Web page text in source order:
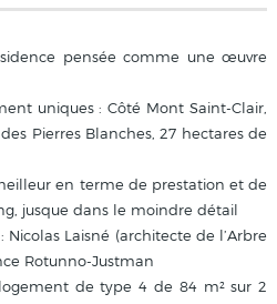
pensée comme une œuvre
uniques : Côté Mont Saint-Clair,
Pierres Blanches, 27 hectares de
en terme de prestation et de
jusque dans le moindre détail
Laisné (architecte de l’Arbre
Rotunno-Justman
de type 4 de 84 m² sur 2